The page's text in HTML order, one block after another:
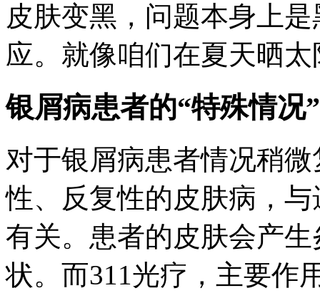
皮肤变黑，问题本身上
应。就像咱们在夏天晒
银屑病患者的“特殊情况”
对于银屑病患者情况稍
性、反复性的皮肤病，
有关。患者的皮肤会产
状。而311光疗，主要作